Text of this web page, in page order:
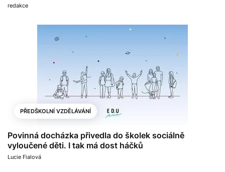
redakce
PŘEDŠKOLNÍ VZDĚLÁVÁNÍ
Povinná docházka přivedla do školek sociálně
vyloučené děti. I tak má dost háčků
Lucie Fialová